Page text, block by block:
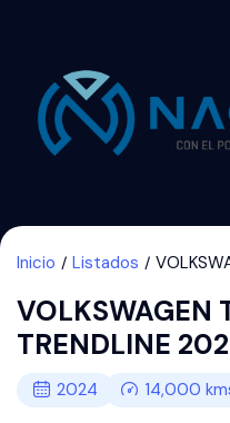
Inicio Listados
VOLKSWAGEN
TRENDLINE
2024 14,000